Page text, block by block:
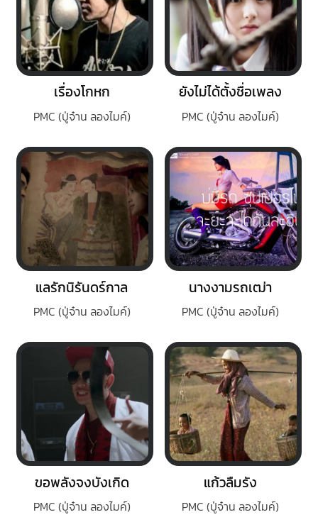
เรื่องโกหก
PMC (ปู่จ๋าน ลองไมค์)
ยังไม่ได้ตั้งชื่อเพลง
PMC (ปู่จ๋าน ลองไมค์)
แลรักนิรันดร์กาล
PMC (ปู่จ๋าน ลองไมค์)
นางงามรถเฒ่า
PMC (ปู่จ๋าน ลองไมค์)
ขอพลังจงบังเกิด
PMC (ปู่จ๋าน ลองไมค์)
แก้วลืมรัง
PMC (ปู่จ๋าน ลองไมค์)